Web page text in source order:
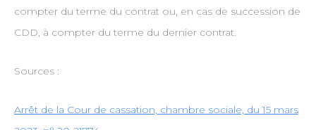
compter du terme du contrat ou, en cas de succession de
CDD, à compter du terme du dernier contrat.
Sources :
Arrêt de la Cour de cassation, chambre sociale, du 15 mars